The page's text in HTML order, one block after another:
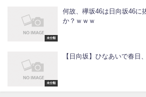
未分類
何故、欅坂46は日向坂46に
か？ｗｗｗ
未分類
【日向坂】ひなあいで春日